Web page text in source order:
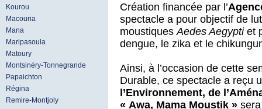
Kourou
Macouria
Mana
Maripasoula
Matoury
Montsinéry-Tonnegrande
Papaichton
Régina
Remire-Montjoly
Création financée par l’
spectacle a pour objectif de
moustiques Aedes Aegyptiet
dengue, le zika et le
Ainsi, à l’occasion de cette
Durable, ce spectacle a reçu
l’Environnement, de
« Awa, Mama Moustik »